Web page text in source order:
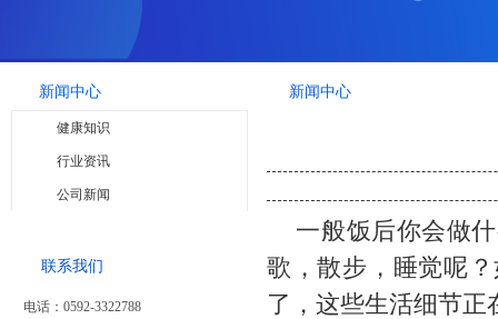
新闻中心
健康知识
行业资讯
公司新闻
联系我们
电话：0592-3322788
新闻中心
一般饭后你会做什
歌，散步，睡觉呢
了，这些生活细节正